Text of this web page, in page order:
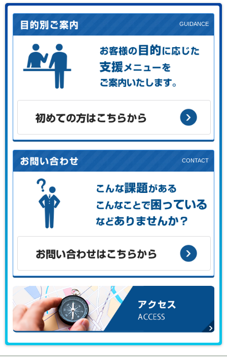
お客様の目的に応じた支援メニューをご案内します。
初めての方はこちらから
こんな課題がある、こんなことで困っている、などありませ
お問い合わせはこちらから